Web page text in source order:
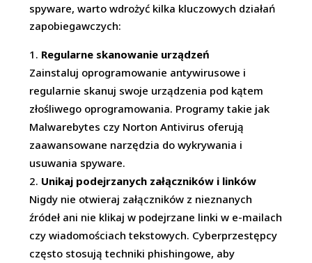
spyware, warto wdrożyć kilka kluczowych działań
zapobiegawczych:
Regularne skanowanie urządzeń
Zainstaluj oprogramowanie antywirusowe i
regularnie skanuj swoje urządzenia pod kątem
złośliwego oprogramowania. Programy takie jak
Malwarebytes czy Norton Antivirus oferują
zaawansowane narzędzia do wykrywania i
usuwania spyware.
Unikaj podejrzanych załączników i linków
Nigdy nie otwieraj załączników z nieznanych
źródeł ani nie klikaj w podejrzane linki w e-mailach
czy wiadomościach tekstowych. Cyberprzestępcy
często stosują techniki phishingowe, aby